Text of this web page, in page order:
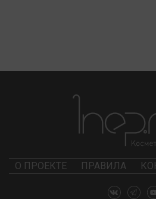
О ПРОЕКТЕ ПРАВИЛА